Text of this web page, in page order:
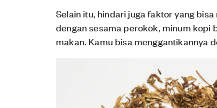
Selain itu, hindari juga faktor yang
dengan sesama perokok, minum kopi
makan. Kamu bisa menggantikannya